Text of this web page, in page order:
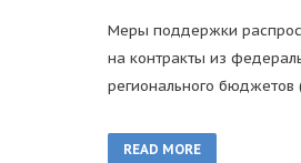
Меры поддержки
на контракты из
регионального бюджетов
READ MORE